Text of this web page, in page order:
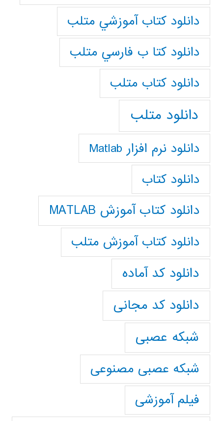
دانلود كتاب آموزشي متلب
دانلود كتا ب فارسي متلب
دانلود كتاب متلب
دانلود متلب
دانلود نرم افزار Matlab
دانلود کتاب
دانلود کتاب آموزش MATLAB
دانلود کتاب آموزش متلب
دانلود کد آماده
دانلود کد مجانی
شبکه عصبی
شبکه عصبی مصنوعی
فیلم آموزشی